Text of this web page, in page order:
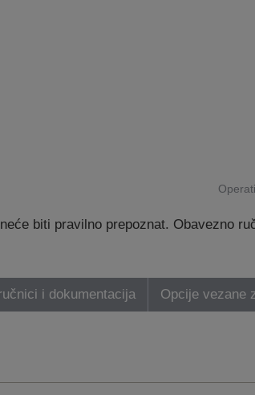
biti pravilno prepoznat. Obavezno
i dokumentacija Opcije vezane